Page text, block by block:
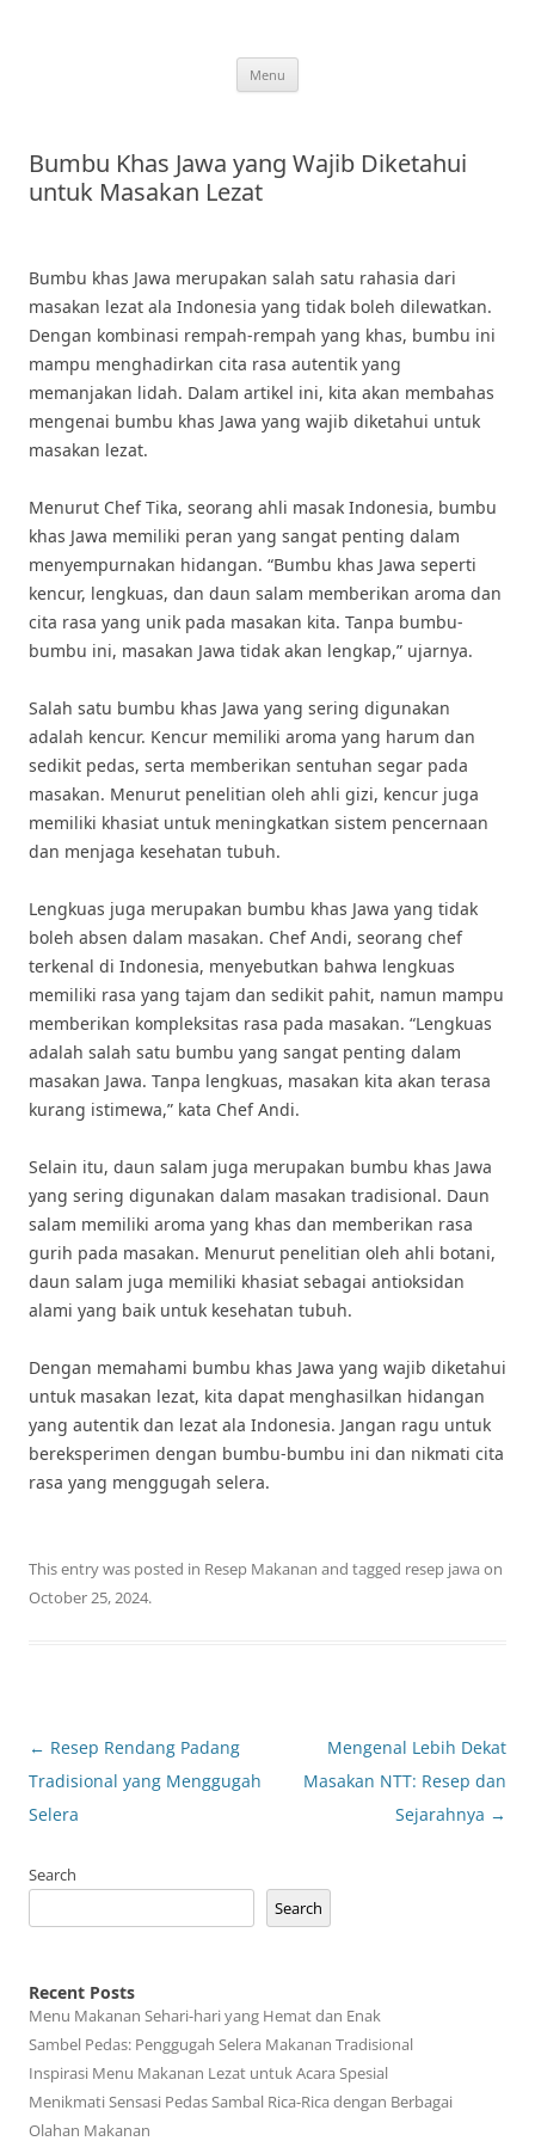
Menu
Bumbu Khas Jawa yang Wajib Diketahui
untuk Masakan Lezat
Bumbu khas Jawa merupakan salah satu rahasia dari
masakan lezat ala Indonesia yang tidak boleh dilewatkan.
Dengan kombinasi rempah-rempah yang khas, bumbu ini
mampu menghadirkan cita rasa autentik yang
memanjakan lidah. Dalam artikel ini, kita akan membahas
mengenai bumbu khas Jawa yang wajib diketahui untuk
masakan lezat.
Menurut Chef Tika, seorang ahli masak Indonesia, bumbu
khas Jawa memiliki peran yang sangat penting dalam
menyempurnakan hidangan. “Bumbu khas Jawa seperti
kencur, lengkuas, dan daun salam memberikan aroma dan
cita rasa yang unik pada masakan kita. Tanpa bumbu-
bumbu ini, masakan Jawa tidak akan lengkap,” ujarnya.
Salah satu bumbu khas Jawa yang sering digunakan
adalah kencur. Kencur memiliki aroma yang harum dan
sedikit pedas, serta memberikan sentuhan segar pada
masakan. Menurut penelitian oleh ahli gizi, kencur juga
memiliki khasiat untuk meningkatkan sistem pencernaan
dan menjaga kesehatan tubuh.
Lengkuas juga merupakan bumbu khas Jawa yang tidak
boleh absen dalam masakan. Chef Andi, seorang chef
terkenal di Indonesia, menyebutkan bahwa lengkuas
memiliki rasa yang tajam dan sedikit pahit, namun mampu
memberikan kompleksitas rasa pada masakan. “Lengkuas
adalah salah satu bumbu yang sangat penting dalam
masakan Jawa. Tanpa lengkuas, masakan kita akan terasa
kurang istimewa,” kata Chef Andi.
Selain itu, daun salam juga merupakan bumbu khas Jawa
yang sering digunakan dalam masakan tradisional. Daun
salam memiliki aroma yang khas dan memberikan rasa
gurih pada masakan. Menurut penelitian oleh ahli botani,
daun salam juga memiliki khasiat sebagai antioksidan
alami yang baik untuk kesehatan tubuh.
Dengan memahami bumbu khas Jawa yang wajib diketahui
untuk masakan lezat, kita dapat menghasilkan hidangan
yang autentik dan lezat ala Indonesia. Jangan ragu untuk
bereksperimen dengan bumbu-bumbu ini dan nikmati cita
rasa yang menggugah selera.
This entry was posted in Resep Makanan and tagged resep jawa on
October 25, 2024.
Post
navigation
← Resep Rendang Padang
Tradisional yang Menggugah
Selera
Mengenal Lebih Dekat
Masakan NTT: Resep dan
Sejarahnya →
Search
Search
Recent Posts
Menu Makanan Sehari-hari yang Hemat dan Enak
Sambel Pedas: Penggugah Selera Makanan Tradisional
Inspirasi Menu Makanan Lezat untuk Acara Spesial
Menikmati Sensasi Pedas Sambal Rica-Rica dengan Berbagai
Olahan Makanan